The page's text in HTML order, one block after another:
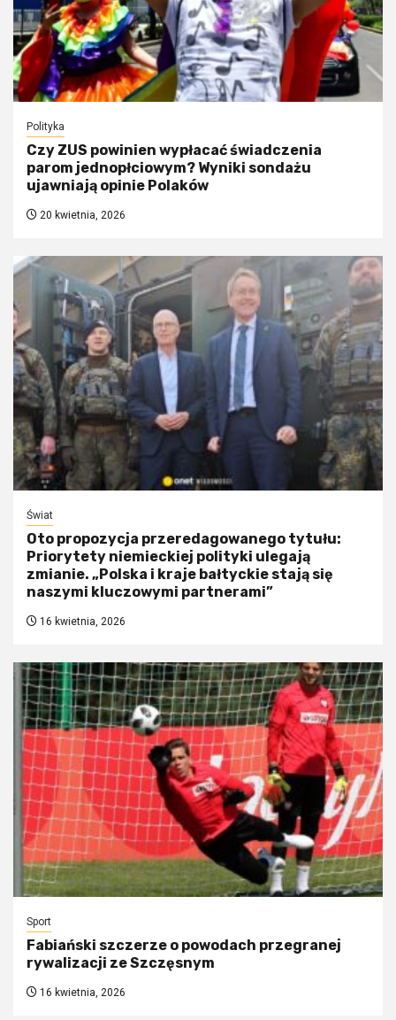
Polityka
Czy ZUS powinien wypłacać świadczenia
parom jednopłciowym? Wyniki sondażu
ujawniają opinie Polaków
20 kwietnia, 2026
Świat
Oto propozycja przeredagowanego tytułu:
Priorytety niemieckiej polityki ulegają
zmianie. „Polska i kraje bałtyckie stają się
naszymi kluczowymi partnerami”
16 kwietnia, 2026
Sport
Fabiański szczerze o powodach przegranej
rywalizacji ze Szczęsnym
16 kwietnia, 2026